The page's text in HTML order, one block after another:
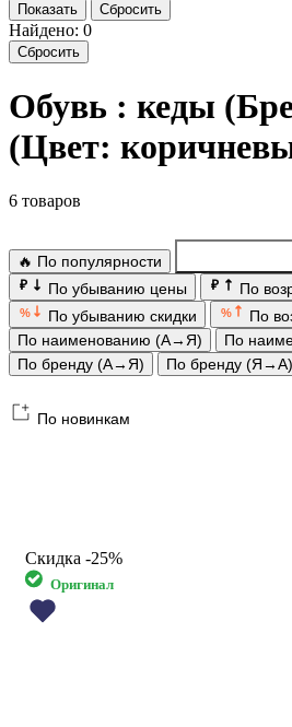
Показать Сбросить
Найдено: 0
Сбросить
Обувь : кеды
(Цвет:
6 товаров
🔥 По популярности
₽ По убыванию цены ₽ По
% По убыванию скидки %
По
По наименованию (А→Я)
По
По бренду (А→Я)
По бренду (Я→А)
По новинкам
Скидка -25%
Оригинал